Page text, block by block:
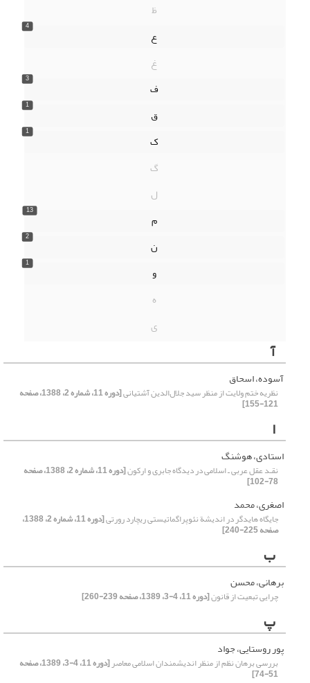
ظ
4
ع
غ
3
ف
1
ق
1
ک
گ
ل
13
م
2
ن
1
و
ه
ی
آ
آسوده، اسحاق
نظریه ختم ولایت از منظر سید جلال‌الدین آشتیانی [دوره 11، شماره 2، 1388، صفحه
121-155]
ا
استادی، هوشنگ
نقـد عقل عربی ـ اسلامی در دیدگاه جابری و ارکون [دوره 11، شماره 2، 1388، صفحه
78-102]
اصغری، محمد
جایگاه هایدگر در اندیشة نئوپراگماتیستی ریچارد رورتی [دوره 11، شماره 2، 1388،
صفحه 225-240]
ب
برهانی، محسن
چرایی تبعیت از قانون[دوره 11، 4-3، 1389، صفحه 239-260]
پ
پور روستایی، جواد
بررسی برهان نظم از منظر اندیشمندان اسلامی معاصر [دوره 11، 4-3، 1389، صفحه
51-74]